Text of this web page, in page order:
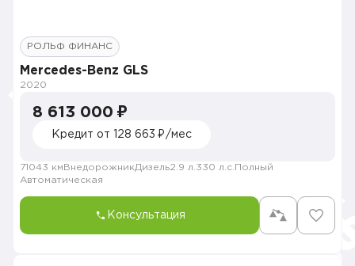
РОЛЬФ ФИНАНС
Mercedes-Benz GLS
2020
8 613 000 ₽
Кредит от 128 663 ₽/мес
71043 км ВнедорожникДизель2.9 л. 330 л.с. Полный
Автоматическая
Консультация